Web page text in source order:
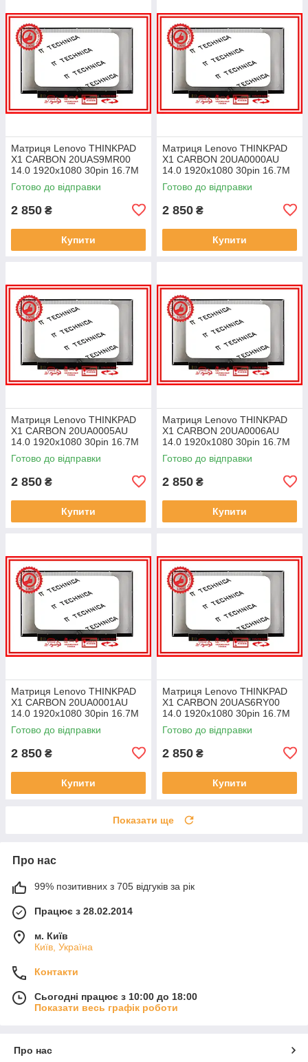
Матриця Lenovo THINKPAD
X1 CARBON 20UAS9MR00
14.0 1920x1080 30pin 16.7M
45% NTSC 300 cd/m² для
ноутбука
Готово до відправки
2 850 ₴
Купити
Матриця Lenovo THINKPAD
X1 CARBON 20UA0000AU
14.0 1920x1080 30pin 16.7M
45% NTSC 300 cd/m² для
ноутбука
Готово до відправки
2 850 ₴
Купити
Матриця Lenovo THINKPAD
X1 CARBON 20UA0005AU
14.0 1920x1080 30pin 16.7M
45% NTSC 300 cd/m² для
ноутбука
Готово до відправки
2 850 ₴
Купити
Матриця Lenovo THINKPAD
X1 CARBON 20UA0006AU
14.0 1920x1080 30pin 16.7M
45% NTSC 300 cd/m² для
ноутбука
Готово до відправки
2 850 ₴
Купити
Матриця Lenovo THINKPAD
X1 CARBON 20UA0001AU
14.0 1920x1080 30pin 16.7M
45% NTSC 300 cd/m² для
ноутбука
Готово до відправки
2 850 ₴
Купити
Матриця Lenovo THINKPAD
X1 CARBON 20UAS6RY00
14.0 1920x1080 30pin 16.7M
45% NTSC 300 cd/m² для
ноутбука
Готово до відправки
2 850 ₴
Купити
Показати ще
Про нас
99% позитивних з 705 відгуків за рік
Працює з 28.02.2014
м. Київ
Київ, Україна
Контакти
Сьогодні працює з 10:00 до 18:00
Показати весь графік роботи
Про нас